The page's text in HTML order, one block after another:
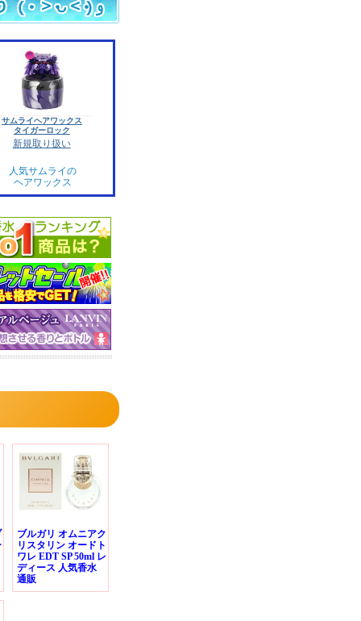
サムライヘアワックス
タイガーロック
新規取り扱い
人気サムライの
ヘアワックス
ブルガリ オムニアク
リスタリン オードト
ワレ EDT SP 50ml レ
ディース 人気香水
通販